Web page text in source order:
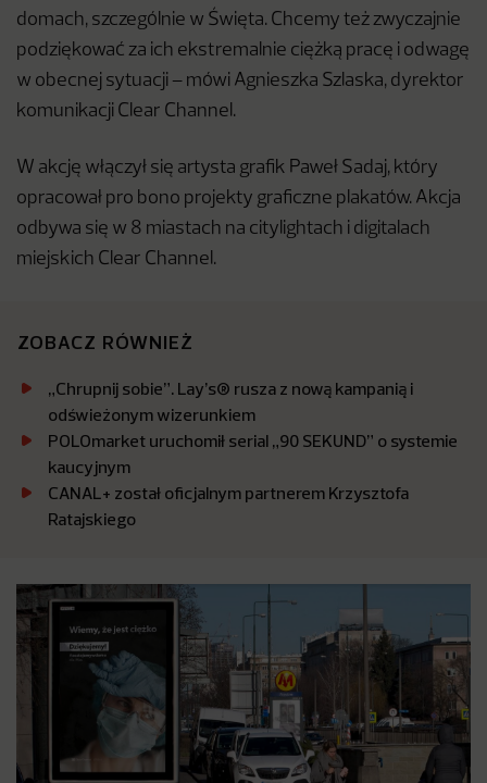
domach, szczególnie w Święta. Chcemy też zwyczajnie
podziękować za ich ekstremalnie ciężką pracę i odwagę
w obecnej sytuacji – mówi Agnieszka Szlaska, dyrektor
komunikacji Clear Channel.
W akcję włączył się artysta grafik Paweł Sadaj, który
opracował pro bono projekty graficzne plakatów. Akcja
odbywa się w 8 miastach na citylightach i digitalach
miejskich Clear Channel.
ZOBACZ RÓWNIEŻ
„Chrupnij sobie”. Lay’s® rusza z nową kampanią i
odświeżonym wizerunkiem
POLOmarket uruchomił serial „90 SEKUND” o systemie
kaucyjnym
CANAL+ został oficjalnym partnerem Krzysztofa
Ratajskiego